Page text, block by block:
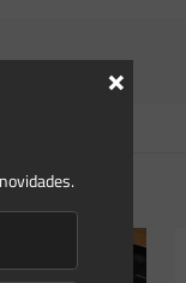
×